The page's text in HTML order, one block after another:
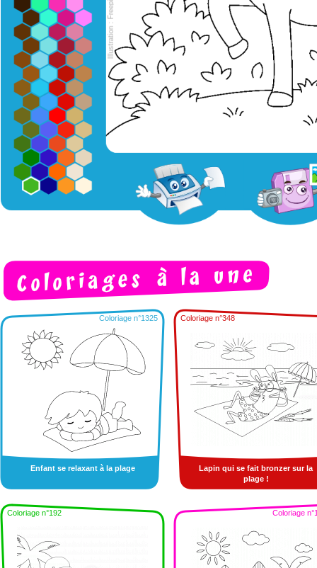
Coloriage n°1325
Enfant se relaxant à la plage
Coloriage n°348
Lapin qui se fait bronzer sur la
plage !
Coloriage n°192 Coloriage